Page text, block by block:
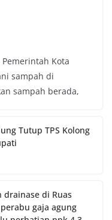
Kota
sampah di
sampah berada,
Tutup TPS Kolong
drainase di Ruas
gaja agung